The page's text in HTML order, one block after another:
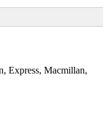
Express, Macmillan,